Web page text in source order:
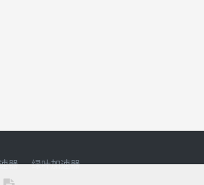
器 绿叶加速器